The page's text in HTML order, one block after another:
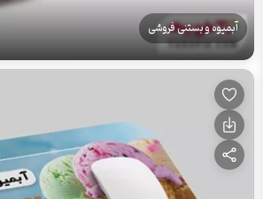
آبمیوه و بستنی فروشی